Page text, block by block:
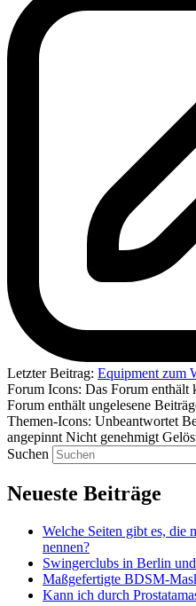
Letzter Beitrag: Equipment zum
Forum Icons: Das Forum enthält
Forum enthält ungelesene
Themen-Icons: Unbeantwortet
angepinnt Nicht genehmigt
Suchen
Neueste Beiträge
Welche Seiten gibt es, die
nennen?
Swingerclubs in Berlin
Maßgefertigte BDSM-
Kann ich durch